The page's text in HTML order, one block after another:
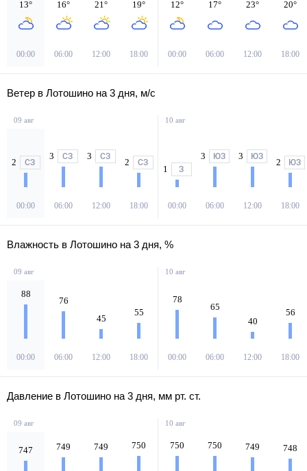
13°
00:00
16°
06:00
21°
12:00
19°
18:00
12°
00:00
17°
06:00
23°
12:00
20°
18:00
Ветер в Лотошино на 3 дня, м/с
09 авг
2 СЗ
00:00
3 СЗ
06:00
3 СЗ
12:00
2 СЗ
18:00
10 авг
1 З
00:00
3 ЮЗ
06:00
3 ЮЗ
12:00
2 ЮЗ
18:00
Влажность в Лотошино на 3 дня, %
09 авг
88
00:00
76
06:00
45
12:00
55
18:00
10 авг
78
00:00
65
06:00
40
12:00
56
18:00
Давление в Лотошино на 3 дня, мм рт. ст.
09 авг
747 749 749 750
10 авг
750 750 749 748